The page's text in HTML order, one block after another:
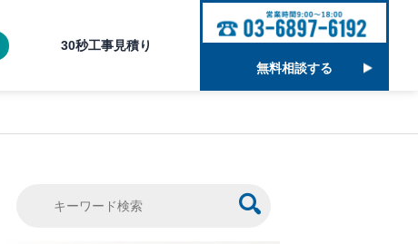
30秒工事見積り
無料相談する